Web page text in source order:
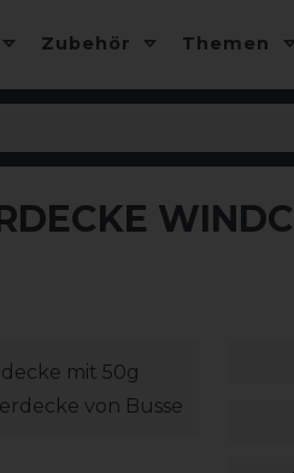
Zubehör Themen
mit 50g
von Busse